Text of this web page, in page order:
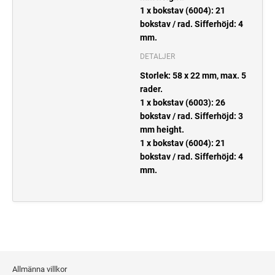
1 x bokstav (6004): 21
bokstav / rad. Sifferhöjd: 4
mm.
DETALJER
Storlek: 58 x 22 mm, max. 5
rader.
1 x bokstav (6003): 26
bokstav / rad. Sifferhöjd: 3
mm height.
1 x bokstav (6004): 21
bokstav / rad. Sifferhöjd: 4
mm.
Allmänna villkor